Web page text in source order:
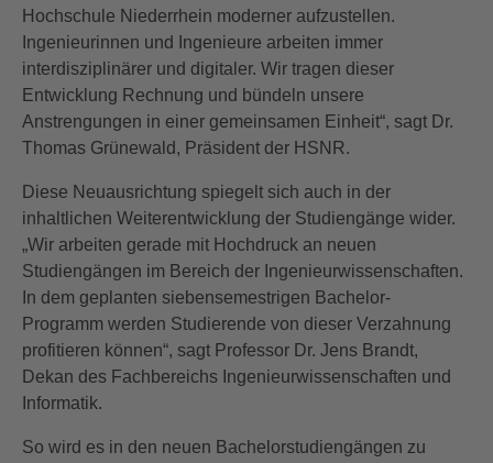
Hochschule Niederrhein moderner aufzustellen.
Ingenieurinnen und Ingenieure arbeiten immer
interdisziplinärer und digitaler. Wir tragen dieser
Entwicklung Rechnung und bündeln unsere
Anstrengungen in einer gemeinsamen Einheit“, sagt Dr.
Thomas Grünewald, Präsident der HSNR.
Diese Neuausrichtung spiegelt sich auch in der
inhaltlichen Weiterentwicklung der Studiengänge wider.
„Wir arbeiten gerade mit Hochdruck an neuen
Studiengängen im Bereich der Ingenieurwissenschaften.
In dem geplanten siebensemestrigen Bachelor-
Programm werden Studierende von dieser Verzahnung
profitieren können“, sagt Professor Dr. Jens Brandt,
Dekan des Fachbereichs Ingenieurwissenschaften und
Informatik.
So wird es in den neuen Bachelorstudiengängen zu